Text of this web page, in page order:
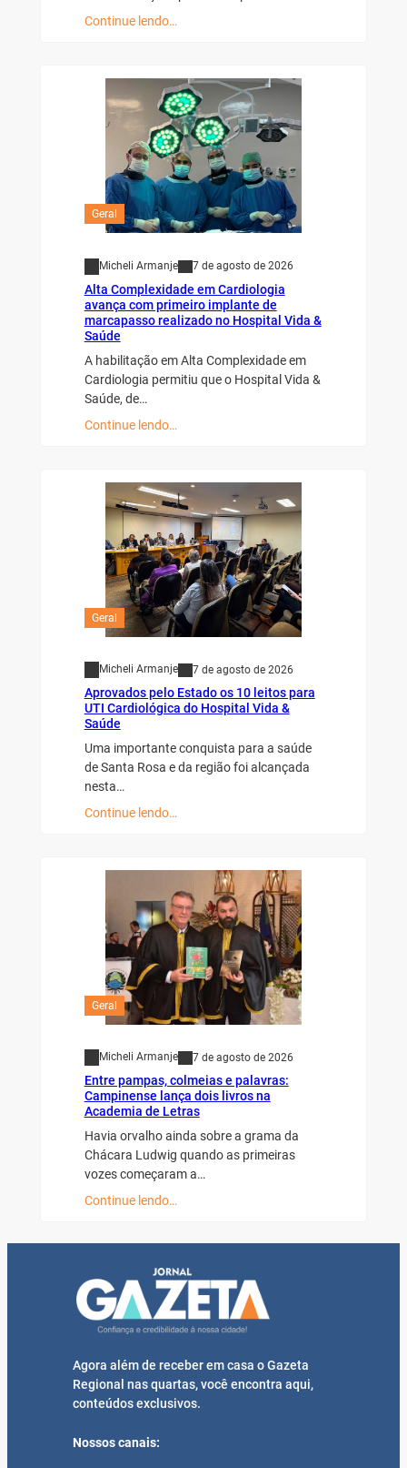
Continue lendo…
Geral
Micheli Armanje 7 de agosto de 2026
Alta Complexidade em Cardiologia
avança com primeiro implante de
marcapasso realizado no Hospital Vida &
Saúde
A habilitação em Alta Complexidade em
Cardiologia permitiu que o Hospital Vida &
Saúde, de…
Continue lendo…
Geral
Micheli Armanje 7 de agosto de 2026
Aprovados pelo Estado os 10 leitos para
UTI Cardiológica do Hospital Vida &
Saúde
Uma importante conquista para a saúde
de Santa Rosa e da região foi alcançada
nesta…
Continue lendo…
Geral
Micheli Armanje 7 de agosto de 2026
Entre pampas, colmeias e palavras:
Campinense lança dois livros na
Academia de Letras
Havia orvalho ainda sobre a grama da
Chácara Ludwig quando as primeiras
vozes começaram a…
Continue lendo…
Agora além de receber em casa o Gazeta
Regional nas quartas, você encontra aqui,
conteúdos exclusivos.
Nossos canais: